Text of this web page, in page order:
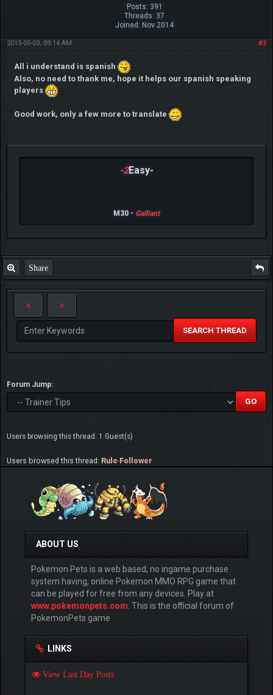
Posts: 391
Threads: 37
Joined: Nov 2014
#3
2015-05-03, 09:14 AM
All i understand is spanish
Also, no need to thank me, hope it helps our spanish speaking
players
Good work, only a few more to translate
-2Easy-
M30 - Galliant
Share
SEARCH THREAD
Forum Jump:
Users browsing this thread: 1 Guest(s)
Users browsed this thread: Rule Follower
ABOUT US
Pokemon Pets is a web based, no ingame purchase
system having, online Pokemon MMO RPG game that
can be played for free from any devices. Play at
www.pokemonpets.com . This is the official forum of
PokemonPets game
LINKS
View Last Day Posts